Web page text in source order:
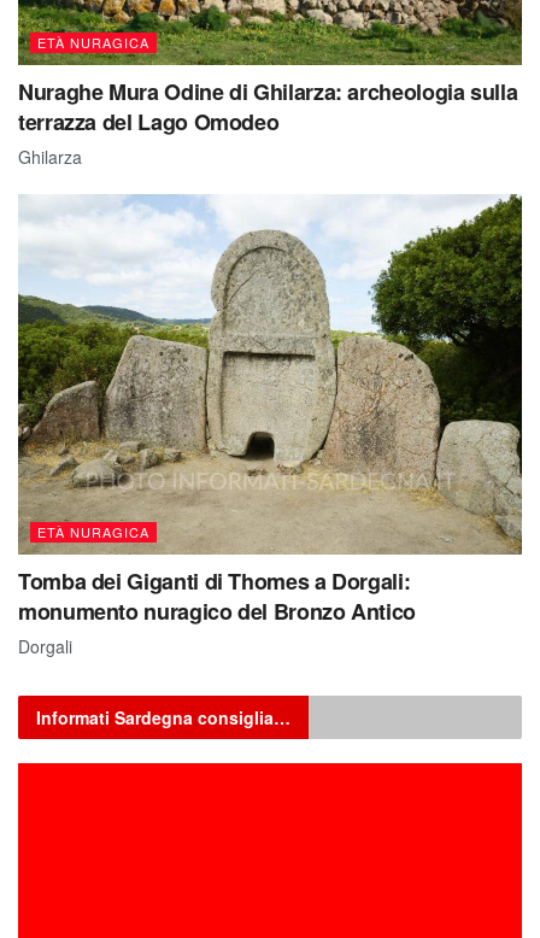
ETÀ NURAGICA
Nuraghe Mura Odine di Ghilarza: archeologia sulla
terrazza del Lago Omodeo
Ghilarza
ETÀ NURAGICA
Tomba dei Giganti di Thomes a Dorgali:
monumento nuragico del Bronzo Antico
Dorgali
Informati Sardegna consiglia…